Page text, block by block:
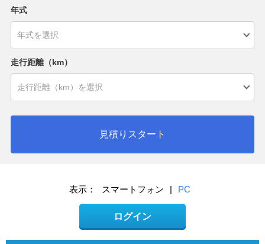
年式
走行距離（km）
見積りスタート
表示： スマートフォン | PC
ログイン